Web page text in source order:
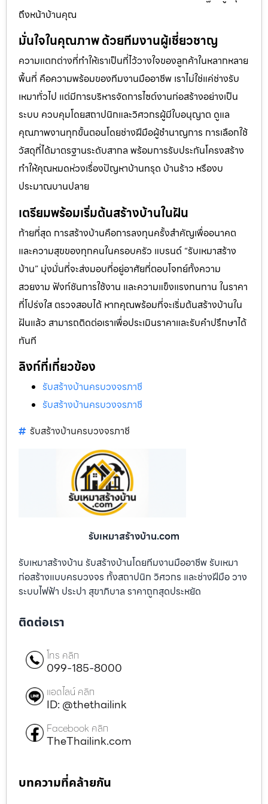
ถึงหน้าบ้านคุณ
มั่นใจในคุณภาพ ด้วยทีมงานผู้เชี่ยวชาญ
ความแตกต่างที่ทำให้เราเป็นที่ไว้วางใจของลูกค้าในหลากหลาย
พื้นที่ คือความพร้อมของทีมงานมืออาชีพ เราไม่ใช่แค่ช่างรับ
เหมาทั่วไป แต่มีการบริหารจัดการไซต์งานก่อสร้างอย่างเป็น
ระบบ ควบคุมโดยสถาปนิกและวิศวกรผู้มีใบอนุญาต ดูแล
คุณภาพงานทุกขั้นตอนโดยช่างฝีมือผู้ชำนาญการ การเลือกใช้
วัสดุที่ได้มาตรฐานระดับสากล พร้อมการรับประกันโครงสร้าง
ทำให้คุณหมดห่วงเรื่องปัญหาบ้านทรุด บ้านร้าว หรืองบ
ประมาณบานปลาย
เตรียมพร้อมเริ่มต้นสร้างบ้านในฝัน
ท้ายที่สุด การสร้างบ้านคือการลงทุนครั้งสำคัญเพื่ออนาคต
และความสุขของทุกคนในครอบครัว แบรนด์ “รับเหมาสร้าง
บ้าน” มุ่งมั่นที่จะส่งมอบที่อยู่อาศัยที่ตอบโจทย์ทั้งความ
สวยงาม ฟังก์ชันการใช้งาน และความแข็งแรงทนทาน ในราคา
ที่โปร่งใส ตรวจสอบได้ หากคุณพร้อมที่จะเริ่มต้นสร้างบ้านใน
ฝันแล้ว สามารถติดต่อเราเพื่อประเมินราคาและรับคำปรึกษาได้
ทันที
ลิงก์ที่เกี่ยวข้อง
รับสร้างบ้านครบวงจรภาชี
รับสร้างบ้านครบวงจรภาชี
รับสร้างบ้านครบวงจรภาชี
รับเหมาสร้างบ้าน.com
รับเหมาสร้างบ้าน รับสร้างบ้านโดยทีมงานมืออาชีพ รับเหมา
ก่อสร้างแบบครบวงจร ทั้งสถาปนิก วิศวกร และช่างฝีมือ วาง
ระบบไฟฟ้า ประปา สุขาภิบาล ราคาถูกสุดประหยัด
ติดต่อเรา
โทร คลิก
099-185-8000
แอดไลน์ คลิก
ID: @thethailink
Facebook คลิก
TheThailink.com
บทความที่คล้ายกัน